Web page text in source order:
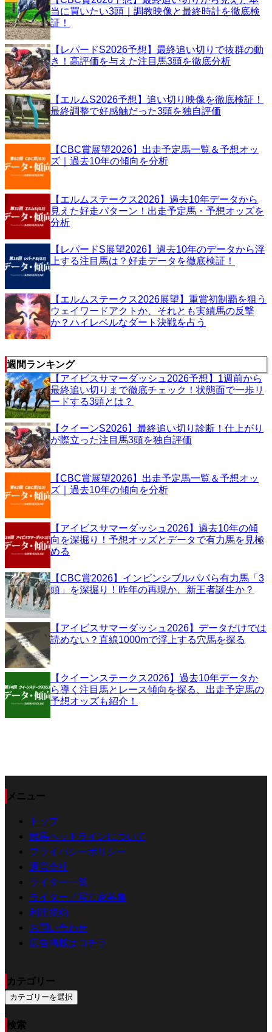
当に買いたい3頭｜調教映像と最終時計を徹底検
証！
【レパードS2026予想】最終追い切りで抜群の動
き！高評価を与えた注目馬3頭を徹底分析
【エルムS2026予想】追い切り映像を徹底検証！
最終調整で好感触だった3頭を独自評価
【CBC賞展望2026】出走予定馬一覧＆予想オッ
ズ｜過去10年の傾向を分析
【エルムステークス2026】過去10年データから
見えた好走パターン！出走予定馬・予想オッズを
分析
【レパードS展望2026】過去10年のデータから浮
上する注目馬は？好走データを徹底検証！
【エルムステークス2026展望】重賞初制覇を狙う
ウェイワードアクトか、それとも実績馬の反撃
か？ハイレベルなダート決戦を占う
週間ランキング
【アイビスサマーダッシュ2026予想】1週前から
最終追い切りまで徹底チェック！状態面で一歩リ
ードする3頭とは？
【クイーンS2026】最終追い切り診断！仕上がり
が際立った注目馬3頭を独自評価
【CBC賞展望2026】出走予定馬一覧＆予想オッ
ズ｜過去10年の傾向を分析
【アイビスサマーダッシュ2026】過去10年の傾
向を深掘り！予想オッズとデータで有力馬を見極
める
【CBC賞2026】インビンシブルパパら有力馬「3
頭」を深掘り！昨年の再現か、新王者誕生か？
【アイビスサマーダッシュ2026】データだけでは
読めない？直線1000mで浮上する穴馬を探る
【クイーンステークス2026】過去10年データか
ら導く注目馬とレース傾向を探る、出走予定馬の
予想オッズも紹介！
メニュー
トップ
競馬ヘッドラインについて
プライバシーポリシー
運営会社
ライター一覧
ライター／写真家募集
利用規約
お問い合わせ
広告掲載はコチラ
カテゴリー
カテゴリーを選択
検索